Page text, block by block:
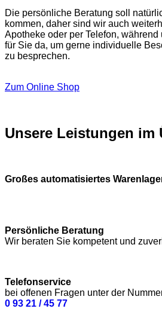
Die persönliche Beratung soll
kommen, daher sind wir auch
Apotheke oder per Telefon,
für Sie da, um gerne individuelle
zu besprechen.
Zum Online Shop
Unsere Leistungen im
Großes automatisiertes
Persönliche Beratung
Wir beraten Sie kompetent und
Telefonservice
bei offenen Fragen unter der
0 93 21 / 45 77